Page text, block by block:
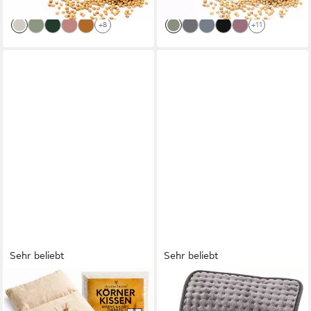
lieferbar - in 3-4 Werktagen bei dir
+8
100% Baumwolle
lieferbar - in 3-4 Werktagen bei dir
+11
Sehr beliebt
STRAUSS HOME
Wärmekissen Körnerkissen
Sehr beliebt
HEIMWERT
Heizkissen Wärmekissen